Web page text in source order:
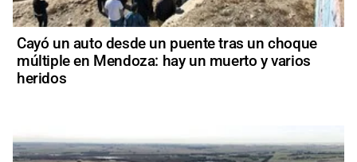
Cayó un auto desde un puente tras un choque
múltiple en Mendoza: hay un muerto y varios
heridos